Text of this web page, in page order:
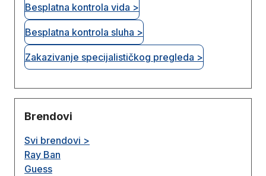
Besplatna kontrola vida >
Besplatna kontrola sluha >
Zakazivanje specijalističkog pregleda >
Brendovi
Svi brendovi >
Ray Ban
Guess